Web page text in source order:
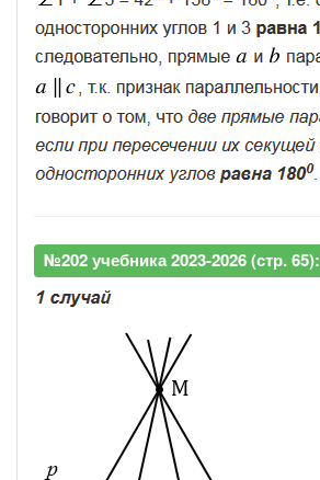
№202 учебника 2023-2026 (стр. 65):